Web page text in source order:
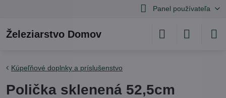
Panel používateľa
Železiarstvo Domov
Kúpeľňové doplnky a príslušenstvo
Polička sklenená 52,5cm